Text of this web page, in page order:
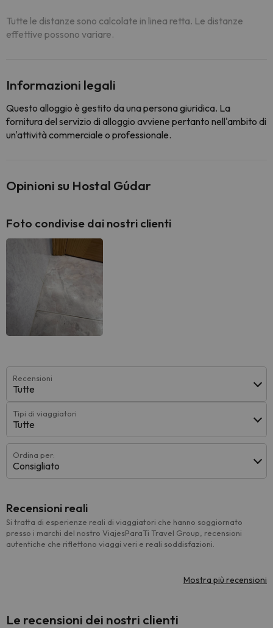
Tutte le distanze sono calcolate in linea retta. Le distanze
effettive possono variare.
Informazioni legali
Questo alloggio è gestito da una persona giuridica. La
fornitura del servizio di alloggio avviene pertanto nell'ambito di
un'attività commerciale o professionale.
Opinioni su Hostal Gúdar
Foto condivise dai nostri clienti
Recensioni
Tutte
Tipi di viaggiatori
Tutte
Ordina per:
Consigliato
Recensioni reali
Si tratta di esperienze reali di viaggiatori che hanno soggiornato
presso i marchi del nostro ViajesParaTi Travel Group, recensioni
autentiche che riflettono viaggi veri e reali soddisfazioni.
Mostra più recensioni
Le recensioni dei nostri clienti